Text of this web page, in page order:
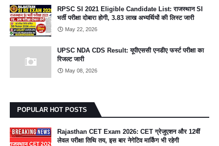
RPSC SI 2021 Eligible Candidate List: राजस्थान SI
भर्ती परीक्षा दोबारा होगी, 3.83 लाख अभ्यर्थियों की लिस्ट जारी
May 22, 2026
UPSC NDA CDS Result: यूपीएससी एनडीए फर्स्ट परीक्षा का
रिजल्ट जारी
May 08, 2026
POPULAR HOT POSTS
Rajasthan CET Exam 2026: CET ग्रेजुएशन और 12वीं
लेवल परीक्षा तिथि तय, इस बार नेगेटिव मार्किंग भी रहेगी